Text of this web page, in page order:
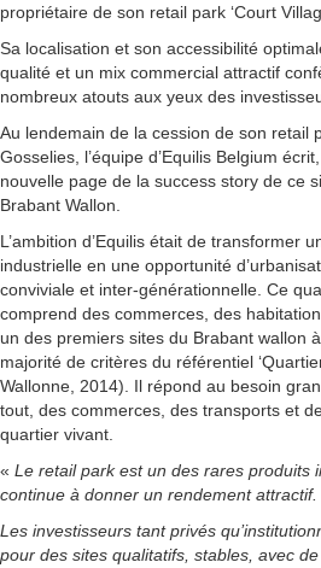
propriétaire de son retail park ‘Court
Sa localisation et son accessibilité
qualité et un mix commercial attractif
nombreux atouts aux yeux des
Au lendemain de la cession de son retail
Gosselies, l’équipe d’Equilis Belgium
nouvelle page de la success story de ce
Brabant Wallon.
L’ambition d’Equilis était de transformer
industrielle en une opportunité
conviviale et inter-générationnelle. Ce
comprend des commerces, des
un des premiers sites du Brabant wallon
majorité de critères du référentiel
Wallonne, 2014). Il répond au besoin
tout, des commerces, des transports et
quartier vivant.
« Le retail park est un des rares produits
continue à donner un rendement attractif.
Les investisseurs tant privés
pour des sites qualitatifs, stables, avec